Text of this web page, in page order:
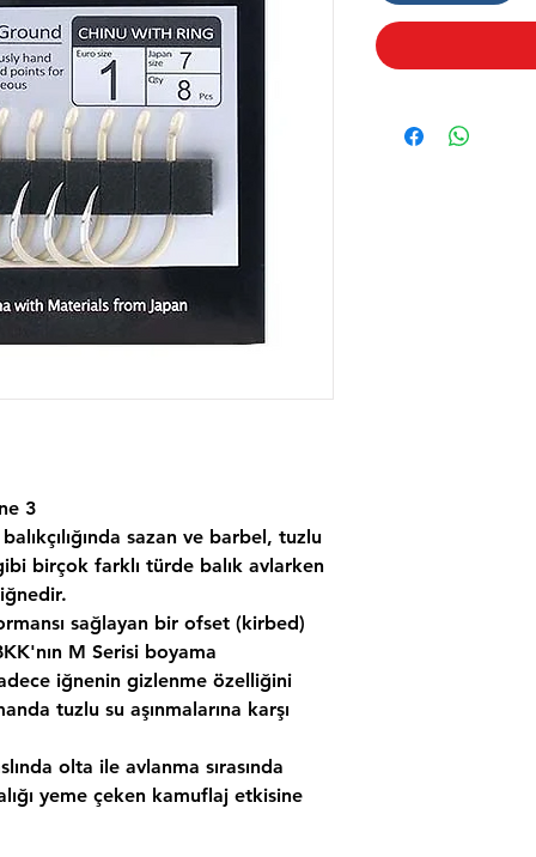
3
sazan ve barbel, tuzlu
birçok farklı türde balık avlarken
sağlayan bir ofset (kirbed)
M Serisi boyama
iğnenin gizlenme özelliğini
tuzlu su aşınmalarına karşı
olta ile avlanma sırasında
yeme çeken kamuflaj etkisine